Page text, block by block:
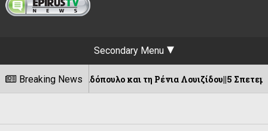
Secondary Menu
Breaking News
και τη Ρένια Λουιζίδου||5 Σπετεμβρίου στο Θέατρο